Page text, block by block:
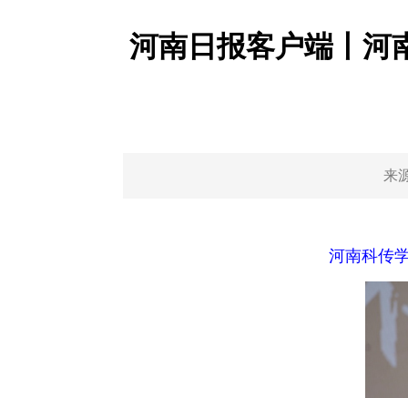
河南日报客户端丨河
来
河南科传